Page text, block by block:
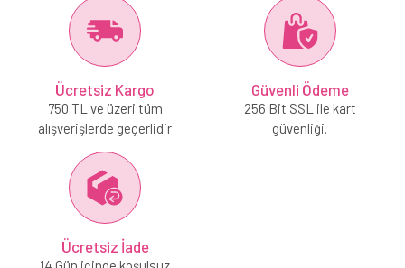
Ücretsiz Kargo
750 TL ve üzeri tüm
alışverişlerde geçerlidir
Güvenli Ödeme
256 Bit SSL ile kart
güvenliği.
Ücretsiz İade